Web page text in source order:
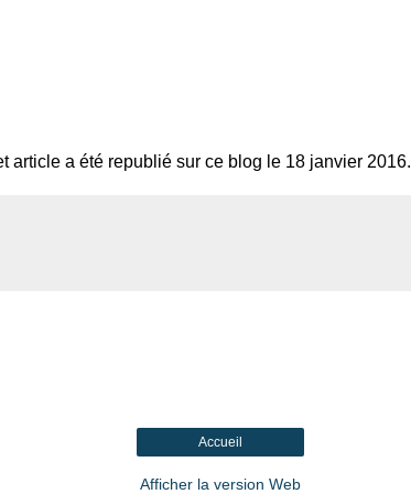
article a été republié sur ce blog le 18 janvier 2016.
Accueil
Afficher la version Web